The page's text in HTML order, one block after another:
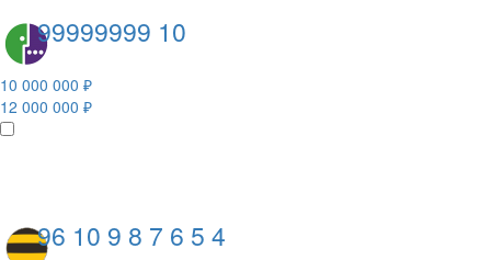
99999999 10
10 000 000 ₽
12 000 000 ₽
96 10 9 8 7 6 5 4